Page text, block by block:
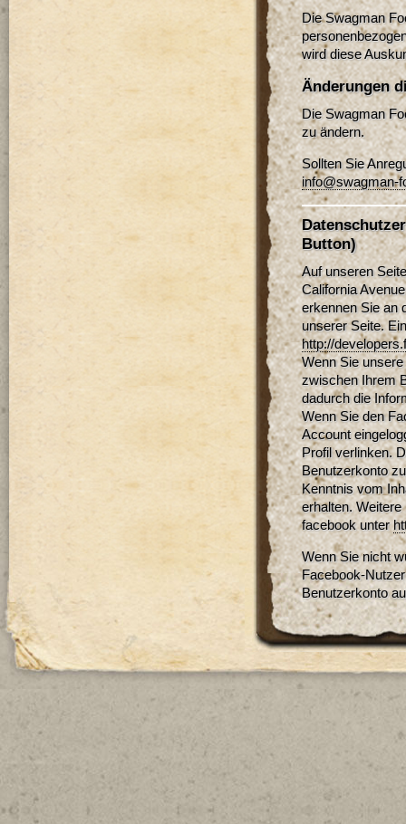
Die Swagman
wird diese
Änderungen
Die Swagman
zu ändern.
Sollten Sie
info@swagman-
Button)
Auf unseren
California
erkennen Sie an
unserer Seite.
http://
Wenn Sie
zwischen Ihrem
dadurch die
Wenn Sie den
Account
Profil verlinken.
Benutzerkonto
Kenntnis vom
erhalten.
facebook unter
Wenn Sie nicht
Facebook-
Benutzerkonto